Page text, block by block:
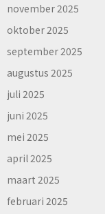
november 2025
oktober 2025
september 2025
augustus 2025
juli 2025
juni 2025
mei 2025
april 2025
maart 2025
februari 2025